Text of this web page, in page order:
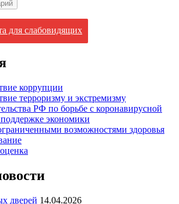
для слабовидящих
коррупции
терроризму и экстремизму
РФ по борьбе с коронавирусной
экономики
возможностями здоровья
дверей 14.04.2026